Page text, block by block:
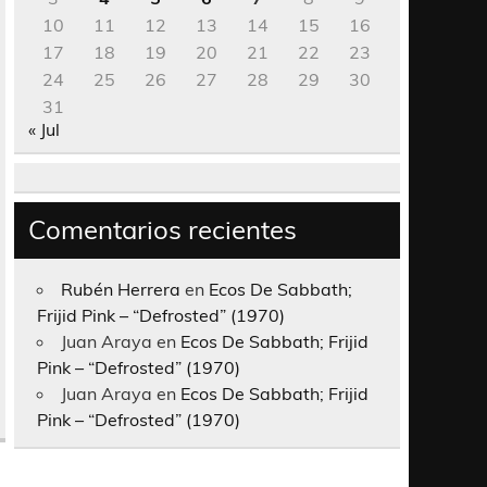
10
11 12 13 14 15
16
17
18 19 20 21 22
23
24
25 26 27 28 29
30
31
« Jul
Comentarios recientes
Rubén Herrera en Ecos De Sabbath;
Frijid Pink – “Defrosted” (1970)
Juan Araya en Ecos De Sabbath; Frijid
Pink – “Defrosted” (1970)
Juan Araya en Ecos De Sabbath; Frijid
Pink – “Defrosted” (1970)